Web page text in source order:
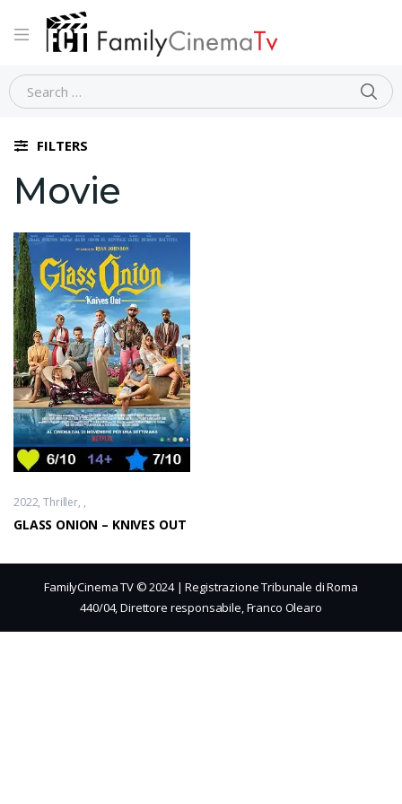
Home Movie
FILTERS
Movie
2022 Thriller
GLASS ONION – KNIVES OUT
FamilyCinema TV © 2024 | Registrazione Tribunale di Roma
440/04, Direttore responsabile, Franco Olearo